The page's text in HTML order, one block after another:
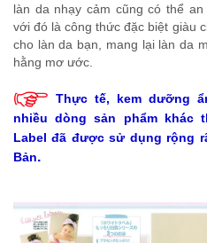
làn da nhạy cảm cũng có thể
với đó là công thức đặc biệt giàu
cho làn da bạn, mang lại làn da
hằng mơ ước.
Thực tế, kem dưỡng
nhiều dòng sản phẩm khác
Label đã được sử dụng rộng
Bản.